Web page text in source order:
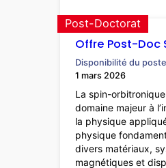
Offre Post-Doc
Post-Doctorat
Disponibilité du poste
1 mars 2026
La spin-
domaine majeur à
la physique
physique
divers matériaux,
magnétiques et